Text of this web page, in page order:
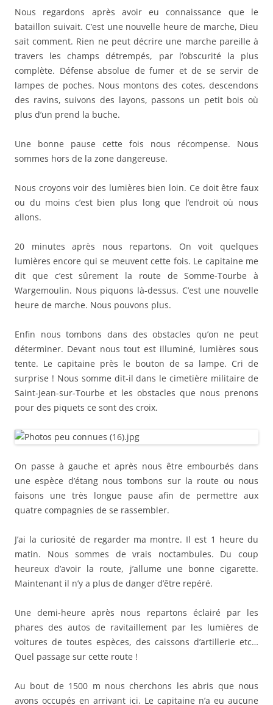
Nous regardons après avoir eu connaissance que le
bataillon suivait. C’est une nouvelle heure de marche, Dieu
sait comment. Rien ne peut décrire une marche pareille à
travers les champs détrempés, par l’obscurité la plus
complète. Défense absolue de fumer et de se servir de
lampes de poches. Nous montons des cotes, descendons
des ravins, suivons des layons, passons un petit bois où
plus d’un prend la buche.
Une bonne pause cette fois nous récompense. Nous
sommes hors de la zone dangereuse.
Nous croyons voir des lumières bien loin. Ce doit être faux
ou du moins c’est bien plus long que l’endroit où nous
allons.
20 minutes après nous repartons. On voit quelques
lumières encore qui se meuvent cette fois. Le capitaine me
dit que c’est sûrement la route de Somme-Tourbe à
Wargemoulin. Nous piquons là-dessus. C’est une nouvelle
heure de marche. Nous pouvons plus.
Enfin nous tombons dans des obstacles qu’on ne peut
déterminer. Devant nous tout est illuminé, lumières sous
tente. Le capitaine près le bouton de sa lampe. Cri de
surprise ! Nous somme dit-il dans le cimetière militaire de
Saint-Jean-sur-Tourbe et les obstacles que nous prenons
pour des piquets ce sont des croix.
On passe à gauche et après nous être embourbés dans
une espèce d’étang nous tombons sur la route ou nous
faisons une très longue pause afin de permettre aux
quatre compagnies de se rassembler.
J’ai la curiosité de regarder ma montre. Il est 1 heure du
matin. Nous sommes de vrais noctambules. Du coup
heureux d’avoir la route, j’allume une bonne cigarette.
Maintenant il n’y a plus de danger d’être repéré.
Une demi-heure après nous repartons éclairé par les
phares des autos de ravitaillement par les lumières de
voitures de toutes espèces, des caissons d’artillerie etc…
Quel passage sur cette route !
Au bout de 1500 m nous cherchons les abris que nous
avons occupés en arrivant ici. Le capitaine n’a eu aucune